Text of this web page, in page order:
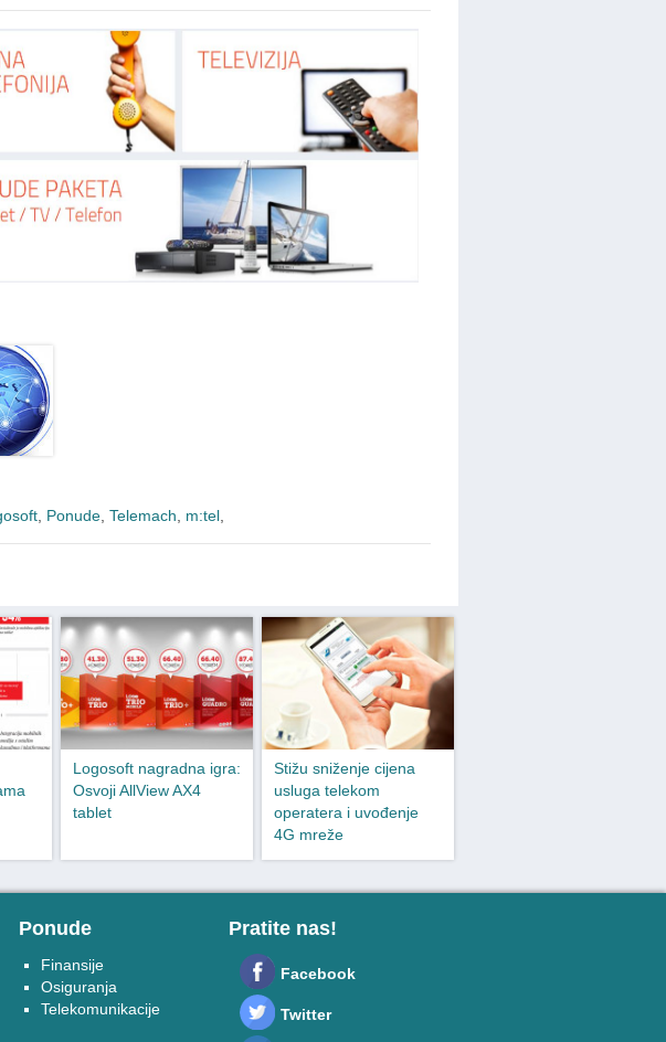
Ponude Telemach m:tel
Logosoft nagradna igra:
Osvoji AllView AX4
tablet
Stižu sniženje cijena
usluga telekom
operatera i uvođenje
4G mreže
Ponude
Finansije
Osiguranja
Telekomunikacije
Pratite nas!
Facebook
Twitter